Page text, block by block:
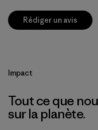
Rédiger un avis
Impact
Tout ce que
sur la planète.